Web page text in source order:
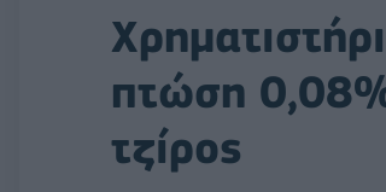
πτώση
τζίρος